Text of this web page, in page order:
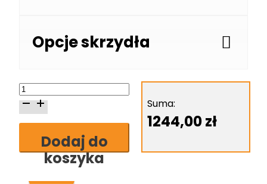
Opcje skrzydła
ilość
Erkado
Miskant
skrzydło
drzwiowe
Dodaj do
koszyka
Suma:
1244,00zł